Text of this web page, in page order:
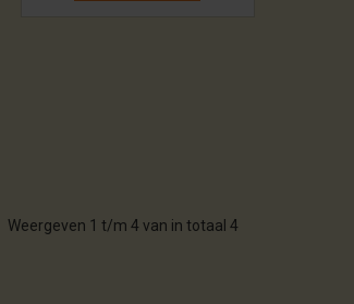
Weergeven 1 t/m 4 van in totaal 4